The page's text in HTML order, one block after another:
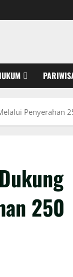
Penyerahan
250